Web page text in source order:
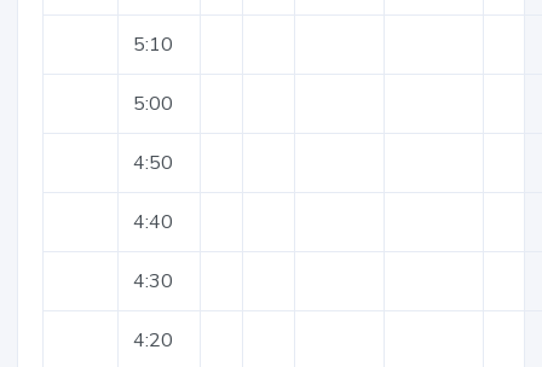
5:10
5:00
4:50
4:40
4:30
4:20